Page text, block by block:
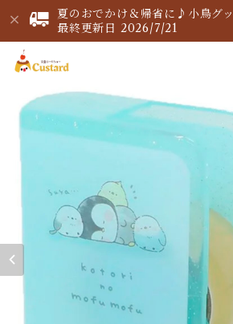
夏のおでかけ＆帰省に♪小鳥グ
最終更新日 2026/7/21